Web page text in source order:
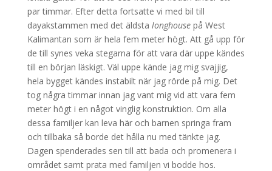
par timmar. Efter detta fortsatte vi med bil till
dayakstammen med det äldsta longhousepå West
Kalimantan som är hela fem meter högt. Att gå upp för
de till synes veka stegarna för att vara där uppe kändes
till en början läskigt. Väl uppe kände jag mig svajjig,
hela bygget kändes instabilt när jag rörde på mig. Det
tog några timmar innan jag vant mig vid att vara fem
meter högt i en något vinglig konstruktion. Om alla
dessa familjer kan leva här och barnen springa fram
och tillbaka så borde det hålla nu med tänkte jag.
Dagen spenderades sen till att bada och promenera i
området samt prata med familjen vi bodde hos.